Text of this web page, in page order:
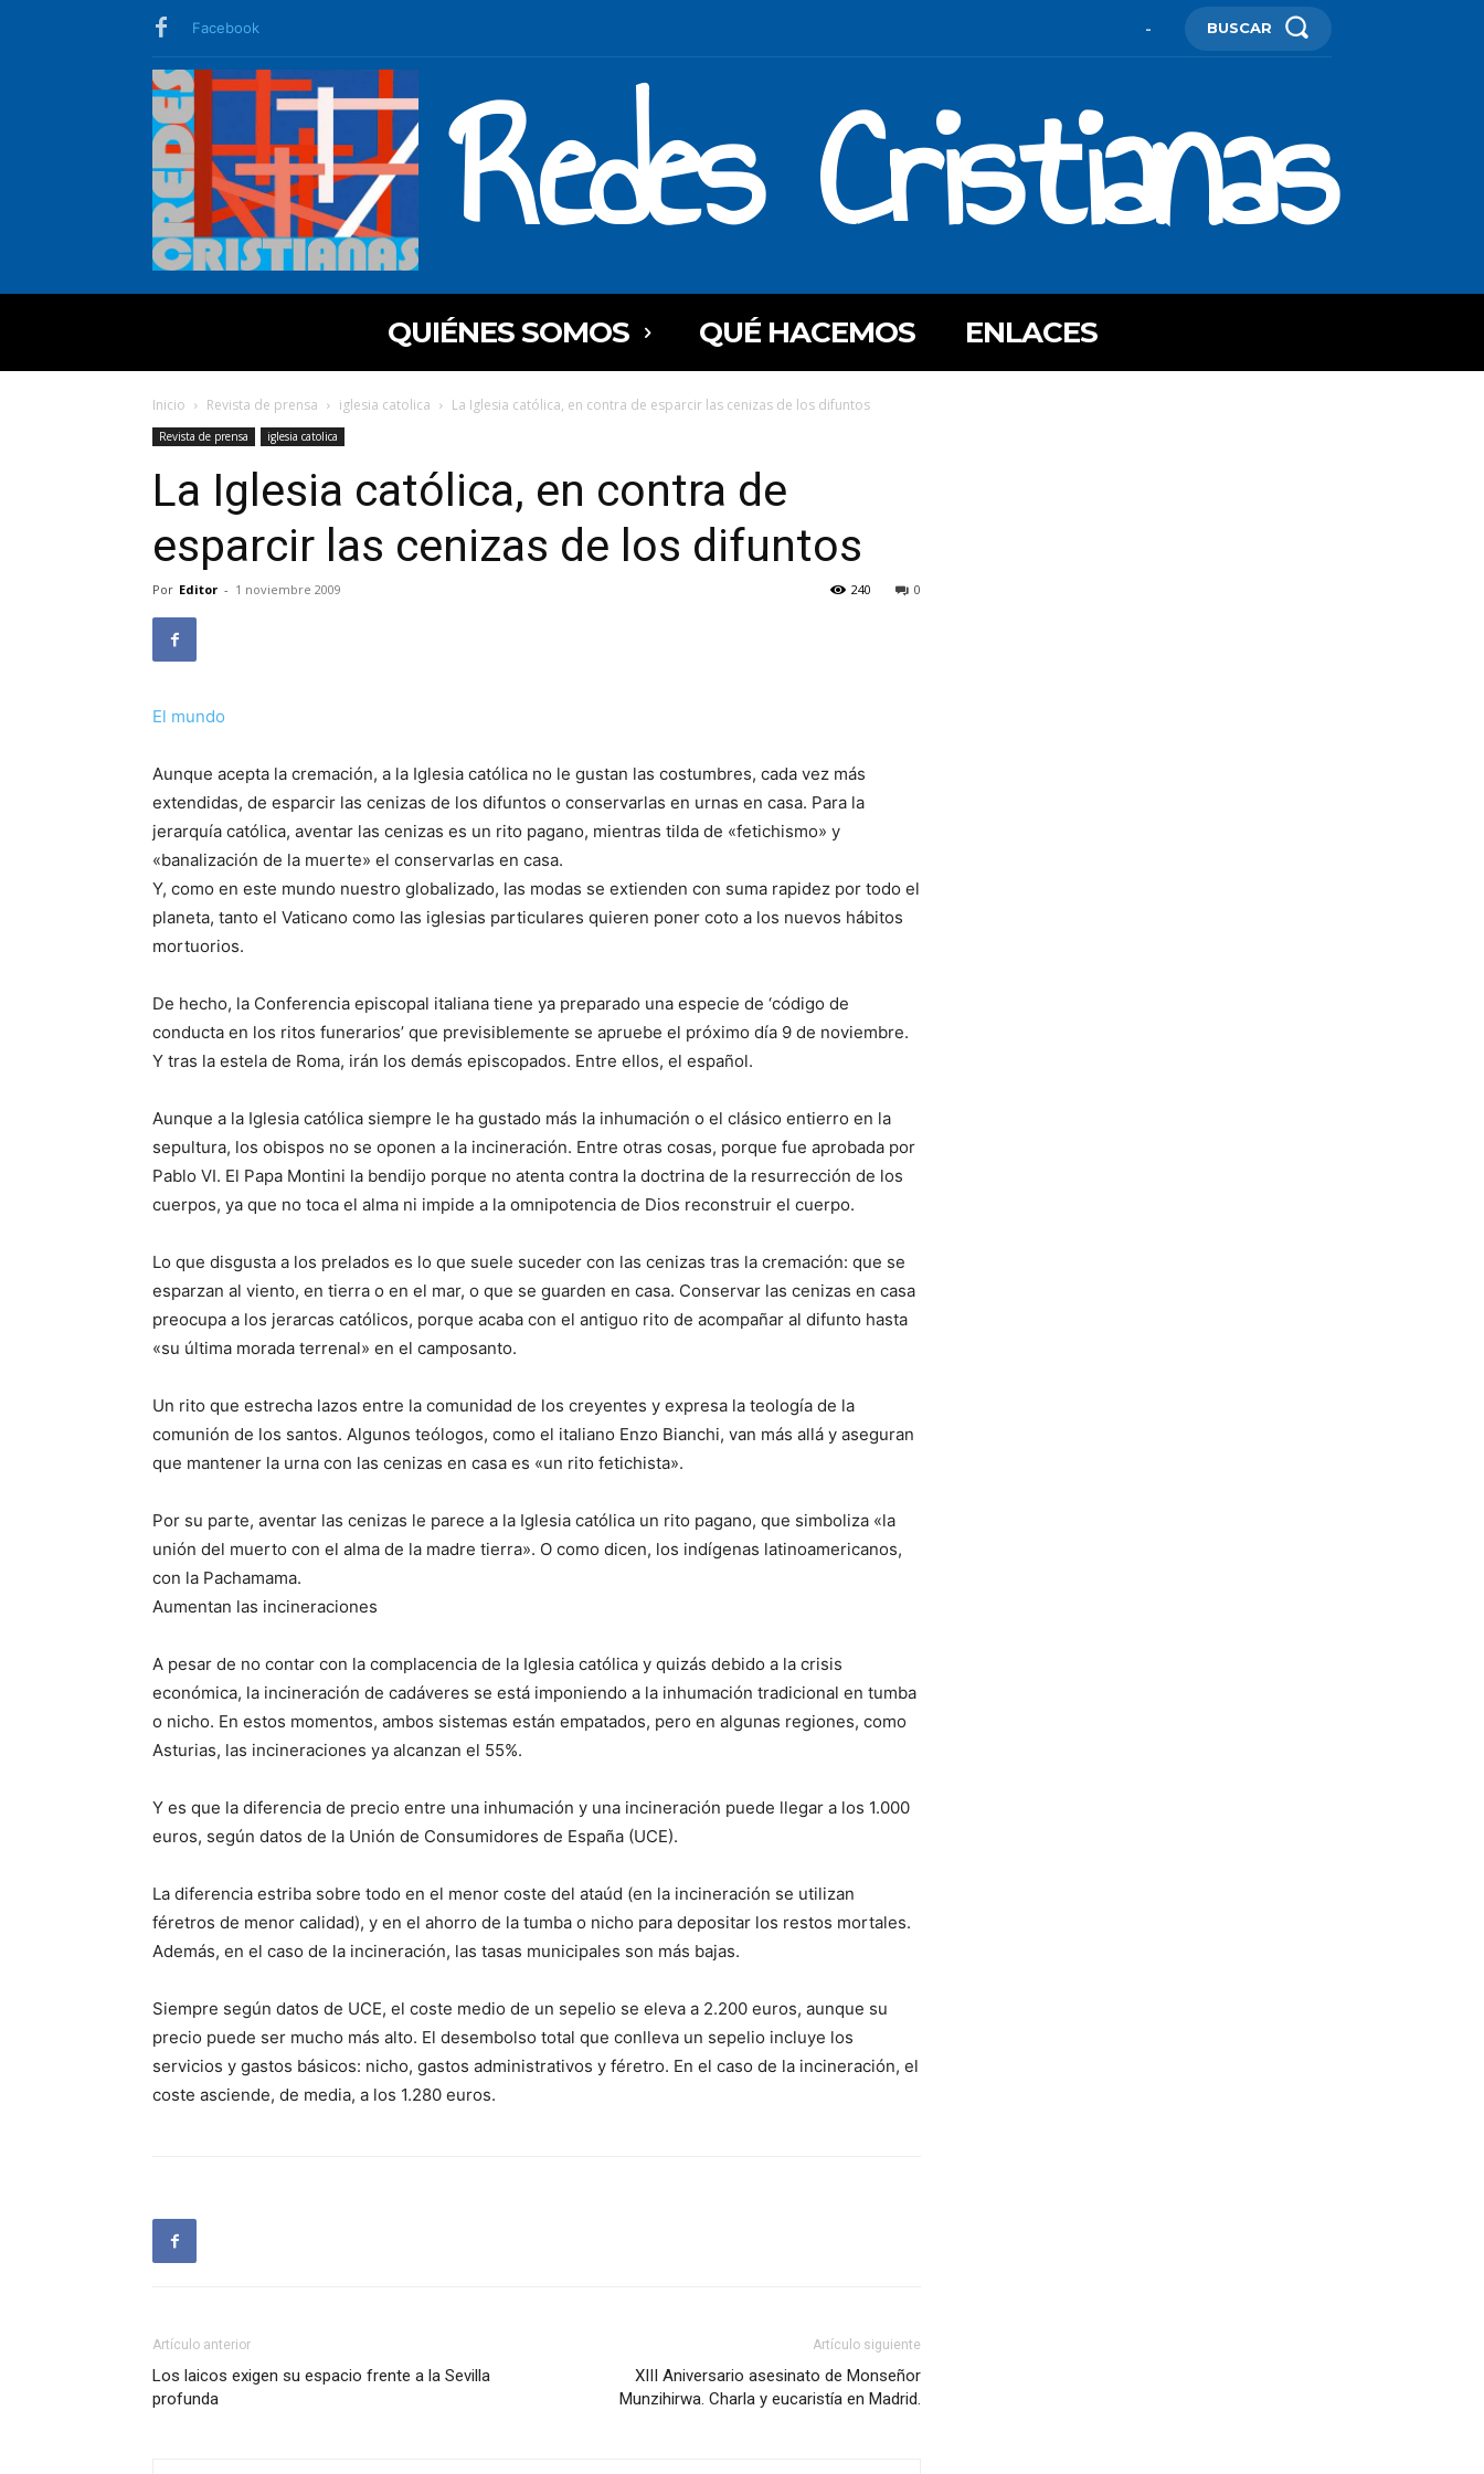
Facebook - BUSCAR
Redes Cristianas
QUIÉNES SOMOS QUÉ HACEMOS ENLACES
Inicio Revista de prensa iglesia catolica La Iglesia católica, en contra de esparcir las cenizas de los difuntos
Revista de prensa iglesia catolica
La Iglesia católica, en contra de
esparcir las cenizas de los difuntos
Por Editor - 1 noviembre 2009 0
240
El mundo
Aunque acepta la cremación, a la Iglesia católica no le gustan las costumbres, cada vez más
extendidas, de esparcir las cenizas de los difuntos o conservarlas en urnas en casa. Para la
jerarquía católica, aventar las cenizas es un rito pagano, mientras tilda de «fetichismo» y
«banalización de la muerte» el conservarlas en casa.
Y, como en este mundo nuestro globalizado, las modas se extienden con suma rapidez por todo el
planeta, tanto el Vaticano como las iglesias particulares quieren poner coto a los nuevos hábitos
mortuorios.
De hecho, la Conferencia episcopal italiana tiene ya preparado una especie de ‘código de
conducta en los ritos funerarios’ que previsiblemente se apruebe el próximo día 9 de noviembre.
Y tras la estela de Roma, irán los demás episcopados. Entre ellos, el español.
Aunque a la Iglesia católica siempre le ha gustado más la inhumación o el clásico entierro en la
sepultura, los obispos no se oponen a la incineración. Entre otras cosas, porque fue aprobada por
Pablo VI. El Papa Montini la bendijo porque no atenta contra la doctrina de la resurrección de los
cuerpos, ya que no toca el alma ni impide a la omnipotencia de Dios reconstruir el cuerpo.
Lo que disgusta a los prelados es lo que suele suceder con las cenizas tras la cremación: que se
esparzan al viento, en tierra o en el mar, o que se guarden en casa. Conservar las cenizas en casa
preocupa a los jerarcas católicos, porque acaba con el antiguo rito de acompañar al difunto hasta
«su última morada terrenal» en el camposanto.
Un rito que estrecha lazos entre la comunidad de los creyentes y expresa la teología de la
comunión de los santos. Algunos teólogos, como el italiano Enzo Bianchi, van más allá y aseguran
que mantener la urna con las cenizas en casa es «un rito fetichista».
Por su parte, aventar las cenizas le parece a la Iglesia católica un rito pagano, que simboliza «la
unión del muerto con el alma de la madre tierra». O como dicen, los indígenas latinoamericanos,
con la Pachamama.
Aumentan las incineraciones
A pesar de no contar con la complacencia de la Iglesia católica y quizás debido a la crisis
económica, la incineración de cadáveres se está imponiendo a la inhumación tradicional en tumba
o nicho. En estos momentos, ambos sistemas están empatados, pero en algunas regiones, como
Asturias, las incineraciones ya alcanzan el 55%.
Y es que la diferencia de precio entre una inhumación y una incineración puede llegar a los 1.000
euros, según datos de la Unión de Consumidores de España (UCE).
La diferencia estriba sobre todo en el menor coste del ataúd (en la incineración se utilizan
féretros de menor calidad), y en el ahorro de la tumba o nicho para depositar los restos mortales.
Además, en el caso de la incineración, las tasas municipales son más bajas.
Siempre según datos de UCE, el coste medio de un sepelio se eleva a 2.200 euros, aunque su
precio puede ser mucho más alto. El desembolso total que conlleva un sepelio incluye los
servicios y gastos básicos: nicho, gastos administrativos y féretro. En el caso de la incineración, el
coste asciende, de media, a los 1.280 euros.
Artículo anterior
Los laicos exigen su espacio frente a la Sevilla
profunda
Artículo siguiente
XIII Aniversario asesinato de Monseñor
Munzihirwa. Charla y eucaristía en Madrid.